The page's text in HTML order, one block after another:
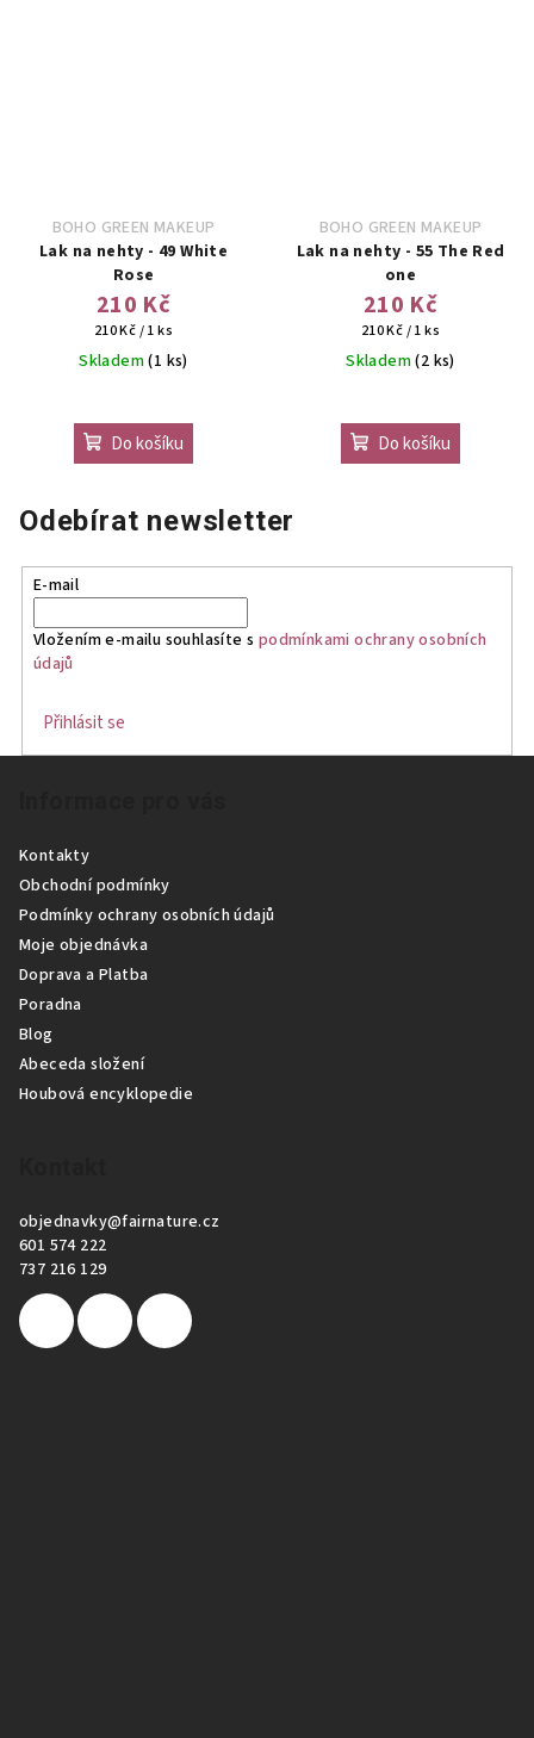
BOHO GREEN MAKEUP
Lak na nehty - 49 White
Rose
210 Kč
Měrná
cena:
210 Kč / 1 ks
Skladem(1 ks)
Do košíku
BOHO GREEN MAKEUP
Lak na nehty - 55 The Red
one
210 Kč
Měrná
cena:
210 Kč / 1 ks
Skladem(2 ks)
Do košíku
Odebírat newsletter
E-mail
Vložením e-mailu souhlasíte s podmínkami ochrany osobních
údajů
Přihlásit se
Kontakty
Obchodní podmínky
Podmínky ochrany osobních údajů
Moje objednávka
Doprava a Platba
Poradna
Blog
Abeceda složení
Houbová encyklopedie
objednavky@fairnature.cz
601 574 222
737 216 129